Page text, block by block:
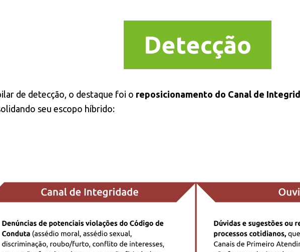
Detecção
de detecção, o destaque foi o reposicionamento do Canal de
seu escopo híbrido: